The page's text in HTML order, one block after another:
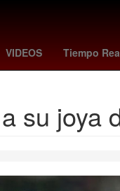
VIDEOS Tiempo
Victor Guzmán
su joya